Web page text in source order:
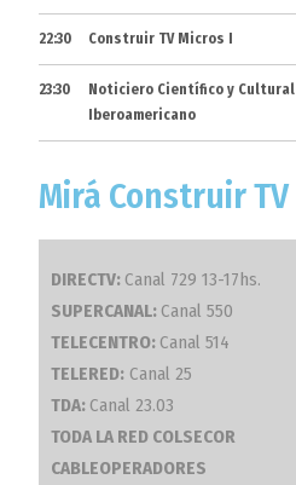
22:30 Construir TV Micros I
23:30
Noticiero Científico y Cultural
Iberoamericano
Mirá Construir TV
DIRECTV: Canal 729 13-17hs.
SUPERCANAL: Canal 550
TELECENTRO: Canal 514
TELERED: Canal 25
TDA: Canal 23.03
TODA LA RED COLSECOR
CABLEOPERADORES